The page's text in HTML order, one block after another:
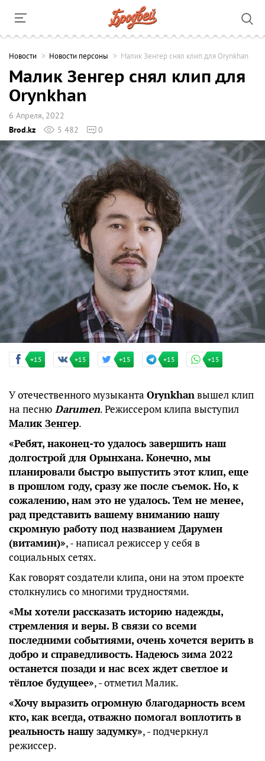
Новости Новости персоны Малик Зенгер снял клип для Оrynkhan
Малик Зенгер снял клип для
Оrynkhan
6 Апреля, 2022
Brod.kz
5 482 0
+15 +15 +15 +15 +15
У отечественного музыканта Оrynkhanвышел клип
на песню Darumen. Режиссером клипа выступил
Малик Зенгер.
«Ребят, наконец-то удалось завершить наш
долгострой для Орынхана. Конечно, мы
планировали быстро выпустить этот клип, еще
в прошлом году, сразу же после съемок. Но, к
сожалению, нам это не удалось. Тем не менее,
рад представить вашему вниманию нашу
скромную работу под названием Дарумен
(витамин)», - написал режиссер у себя в
социальных сетях.
Как говорят создатели клипа, они на этом проекте
столкнулись со многими трудностями.
«Мы хотели рассказать историю надежды,
стремления и веры. В связи со всеми
последними событиями, очень хочется верить в
добро и справедливость. Надеюсь зима 2022
останется позади и нас всех ждет светлое и
тёплое будущее», - отметил Малик.
«Хочу выразить огромную благодарность всем
кто, как всегда, отважно помогал воплотить в
реальность нашу задумку», - подчеркнул
режиссер.